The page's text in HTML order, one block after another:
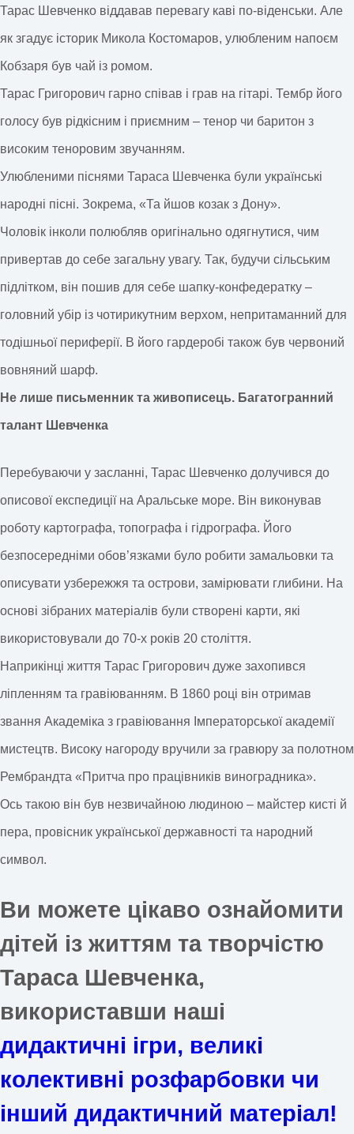
Тарас Шевченко віддавав перевагу каві по-віденськи. Але
як згадує історик Микола Костомаров, улюбленим напоєм
Кобзаря був чай із ромом.
Тарас Григорович гарно співав і грав на гітарі. Тембр його
голосу був рідкісним і приємним – тенор чи баритон з
високим теноровим звучанням.
Улюбленими піснями Тараса Шевченка були українські
народні пісні. Зокрема, «Та йшов козак з Дону».
Чоловік інколи полюбляв оригінально одягнутися, чим
привертав до себе загальну увагу. Так, будучи сільським
підлітком, він пошив для себе шапку-конфедератку –
головний убір із чотирикутним верхом, непритаманний для
тодішньої периферії. В його гардеробі також був червоний
вовняний шарф.
Не лише письменник та живописець. Багатогранний
талант Шевченка
Перебуваючи у засланні, Тарас Шевченко долучився до
описової експедиції на Аральське море. Він виконував
роботу картографа, топографа і гідрографа. Його
безпосередніми обов’язками було робити замальовки та
описувати узбережжя та острови, замірювати глибини. На
основі зібраних матеріалів були створені карти, які
використовували до 70-х років 20 століття.
Наприкінці життя Тарас Григорович дуже захопився
ліпленням та гравіюванням. В 1860 році він отримав
звання Академіка з гравіювання Імператорської академії
мистецтв. Високу нагороду вручили за гравюру за полотном
Рембрандта «Притча про працівників виноградника».
Ось такою він був незвичайною людиною – майстер кисті й
пера, провісник української державності та народний
символ.
Ви можете цікаво ознайомити
дітей із життям та творчістю
Тараса Шевченка,
використавши наші
дидактичні ігри, великі
колективні розфарбовки чи
інший дидактичний матеріал!